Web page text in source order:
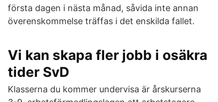
första dagen i nästa månad, såvida inte annan
överenskommelse träffas i det enskilda fallet.
Vi kan skapa fler jobb i osäkra
tider SvD
Klasserna du kommer undervisa är årskurserna